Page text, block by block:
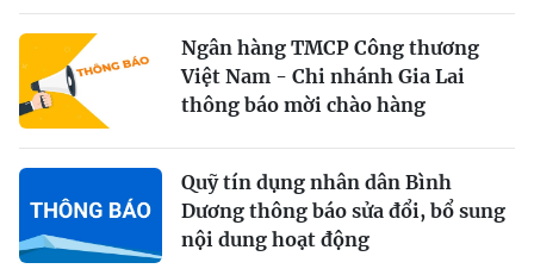
Ngân hàng TMCP Công thương
Việt Nam - Chi nhánh Gia Lai
thông báo mời chào hàng
Quỹ tín dụng nhân dân Bình
Dương thông báo sửa đổi, bổ sung
nội dung hoạt động